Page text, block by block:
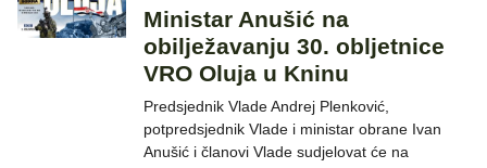
Ministar Anušić na
obilježavanju 30. obljetnice
VRO Oluja u Kninu
Predsjednik Vlade Andrej Plenković,
potpredsjednik Vlade i ministar obrane Ivan
Anušić i članovi Vlade sudjelovat će na